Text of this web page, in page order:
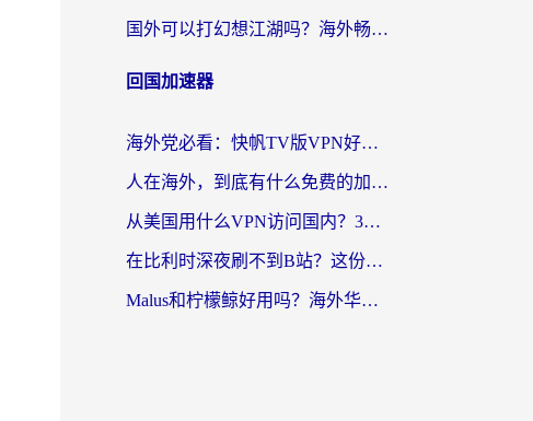
国外可以打幻想江湖吗？海外畅玩国服游戏的终极指南
回国加速器
海外党必看：快帆TV版VPN好用吗？和Easyback VPN对比哪个回国效果更好？附2026真实测评
人在海外，到底有什么免费的加速器能让我安心追剧打游戏？
从美国用什么VPN访问国内？3年海外党亲测：选对工具才能无缝刷B站、看腾讯视频
在比利时深夜刷不到B站？这份回国加速器避坑指南请收好
Malus和柠檬鲸好用吗？海外华人亲测：回国加速器怎么选才不踩坑？